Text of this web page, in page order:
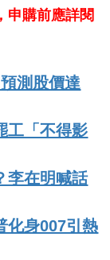
申購前應詳閱
測股價達
工「不得影
李在明喊話
化身007引熱